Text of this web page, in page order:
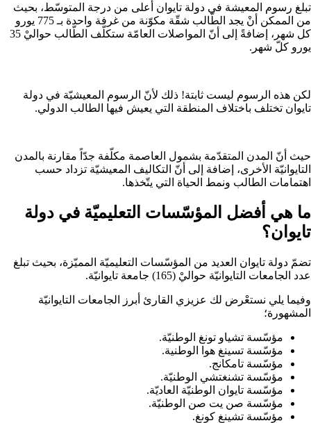
تبلغ رسوم المعيشة في دولة تايوان أعلى من درجة المتوسّط، بحيث
من الممكن أنْ يجد الطّالب شقّة مكوّنة من غرفة واحدة بـ 775 يورو
كل شهر، إضافةً إلى أنّ المواصلات العامّة ستكلّف الطّالب حواليْ 35
يورو كلّ شهر.
لكن هذه الرسوم ليست ثابتة! ذلك لأنّ الرسوم المعيشيّة في دولة
تايوان تختلف باختلاف المنطقة التي يعيش فيها الطالب الدولي.
حيث أنّ المدن المتقدّمة بشمول العاصمة مكلّفة جدّاً مقارنة بالمدن
التايوانيّة الأخرى، إضافة إلى أنّ التكاليف المعيشيّة تزداد حسب
اهتمامات الطالب ونمط الحياة التي يتّخذها.
ما هي أفضل المؤسّسات التعليميّة في دولة
تايوان؟
تضمّ دولة تايوان العديد من المؤسّسات التعليميّة المميّزة، بحيث تبلغ
عدد الجامعات التايوانيّة حواليْ (165) جامعة تايوانيّة.
وفيما يلي نستعْرض لك عزيزي القارئ أبرز الجامعات التايوانيّة
المشهورة؛
مؤسّسة تشياو تونغ الوطنيّة.
مؤسّسة تسينغ هوا الوطنية.
مؤسّسة تامكانج.
مؤسّسة تشنغتشي الوطنيّة.
مؤسّسة تايوان الوطنيّة العاديّة.
مؤسّسة صن يت صن الوطنيّة.
مؤسّسة تشينغ كونغ.